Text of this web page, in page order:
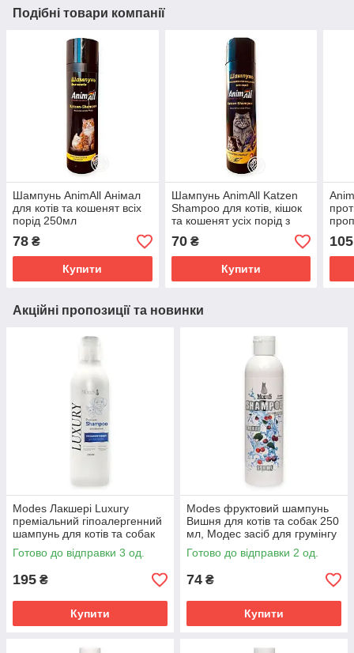
Подібні товари компанії
Шампунь AnimАll Анімал
для котів та кошенят всіх
порід 250мл
78 ₴
Купити
Шампунь AnimAll Katzen
Shampoo для котів, кішок
та кошенят усіх порід з
ароматом лаванди, 250
мл
70₴
Купити
105
Акційні пропозиції та новинки
Modes Лакшері Luxury
преміальний гіпоалергенний
шампунь для котів та собак
250 мл, Модес догляд за
чутливою шкірою
Готово до відправки 3 од.
195 ₴
Купити
Modes фруктовий шампунь
Вишня для котів та собак 250
мл, Модес засіб для грумінгу
відновлення та зволоження
Готово до відправки 2 од.
74 ₴
Купити